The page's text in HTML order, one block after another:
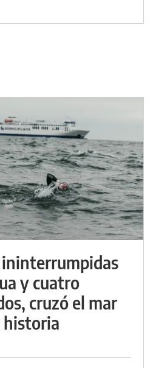
ininterrumpidas
y cuatro
cruzó el mar
historia